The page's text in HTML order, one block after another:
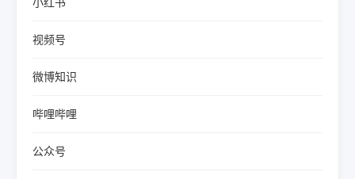
视频号
微博知识
哔哩哔哩
公众号